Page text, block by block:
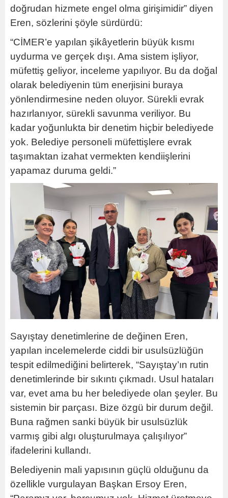
doğrudan hizmete engel olma girişimidir” diyen
Eren, sözlerini şöyle sürdürdü:
“CİMER’e yapılan şikâyetlerin büyük kısmı
uydurma ve gerçek dışı. Ama sistem işliyor,
müfettiş geliyor, inceleme yapılıyor. Bu da doğal
olarak belediyenin tüm enerjisini buraya
yönlendirmesine neden oluyor. Sürekli evrak
hazırlanıyor, sürekli savunma veriliyor. Bu
kadar yoğunlukta bir denetim hiçbir belediyede
yok. Belediye personeli müfettişlere evrak
taşımaktan izahat vermekten kendiişlerini
yapamaz duruma geldi.”
Sayıştay denetimlerine de değinen Eren,
yapılan incelemelerde ciddi bir usulsüzlüğün
tespit edilmediğini belirterek, “Sayıştay’ın rutin
denetimlerinde bir sıkıntı çıkmadı. Usul hataları
var, evet ama bu her belediyede olan şeyler. Bu
sistemin bir parçası. Bize özgü bir durum değil.
Buna rağmen sanki büyük bir usulsüzlük
varmış gibi algı oluşturulmaya çalışılıyor”
ifadelerini kullandı.
Belediyenin mali yapısının güçlü olduğunu da
özellikle vurgulayan Başkan Ersoy Eren,